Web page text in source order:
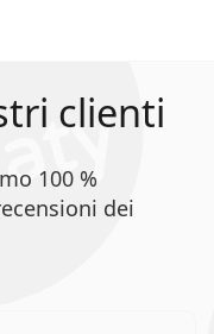
clienti
100 %
dei